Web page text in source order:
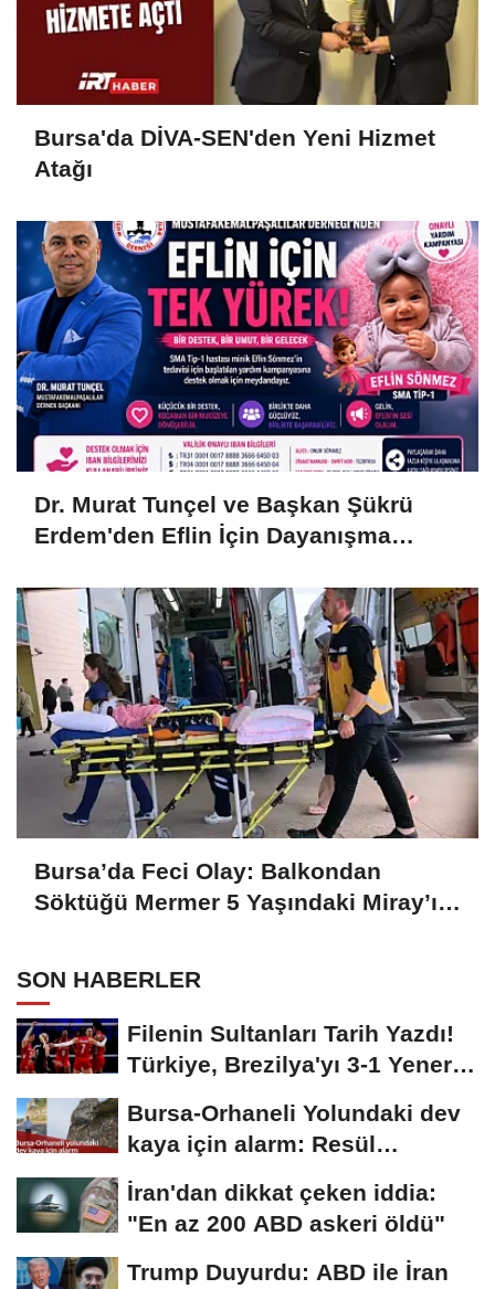
Bursa'da DİVA-SEN'den Yeni Hizmet
Atağı
Dr. Murat Tunçel ve Başkan Şükrü
Erdem'den Eflin İçin Dayanışma
Bursa’da Feci Olay: Balkondan
Söktüğü Mermer 5 Yaşındaki Miray’ın
SON HABERLER
Filenin Sultanları Tarih Yazdı!
Türkiye, Brezilya'yı 3-1 Yenerek
Bursa-Orhaneli Yolundaki dev
kaya için alarm: Resül
Kaplan'dan yetkililere...
İran'dan dikkat çeken iddia:
"En az 200 ABD askeri öldü"
Trump Duyurdu: ABD ile İran